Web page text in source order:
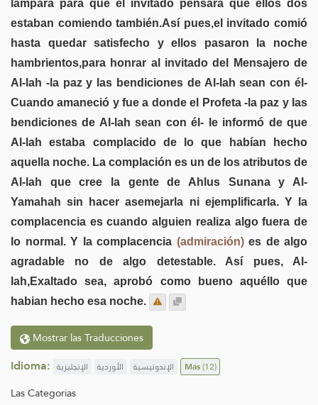
lámpara para que el invitado pensara que ellos dos
estaban comiendo también.Así pues,el invitado comió
hasta quedar satisfecho y ellos pasaron la noche
hambrientos,para honrar al invitado del Mensajero de
Al-lah -la paz y las bendiciones de Al-lah sean con él-
Cuando amaneció y fue a donde el Profeta -la paz y las
bendiciones de Al-lah sean con él- le informó de que
Al-lah estaba complacido de lo que habían hecho
aquella noche. La complación es un de los atributos de
Al-lah que cree la gente de Ahlus Sunana y Al-
Yamahah sin hacer asemejarla ni ejemplificarla. Y la
complacencia es cuando alguien realiza algo fuera de
lo normal. Y la complacencia (admiración)es de algo
agradable no de algo detestable. Así pues, Al-
lah,Exaltado sea, aprobó como bueno aquéllo que
habian hecho esa noche.
Mostrar las Traducciones
Idioma: الإنجليزية الأوردية الإندونيسية Más(12)
Las Categorías